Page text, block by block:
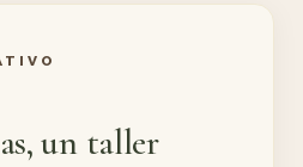
un taller